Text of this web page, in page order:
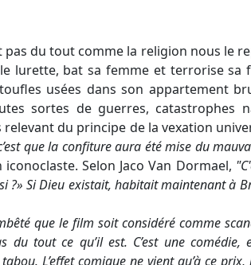
pas du tout comme la religion nous le
lurette, bat sa femme et terrorise sa
usées dans son appartement
sortes de guerres, catastrophes
relevant du principe de la vexation
que la confiture aura été mise du
Selon Jaco Van Dormael, "
?» Si Dieu existait, habitait maintenant à
que le film soit considéré comme
tout ce qu’il est. C’est une comédie,
L’effet comique ne vient qu’à ce